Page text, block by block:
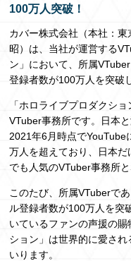
100万人突破！
カバー株式会社（本社：
昭）は、当社が運営する
ン」において、所属
登録者数が100万人を突破
「ホロライブプロダクシ
VTuber事務所です。日本
2021年6月時点で
万人を超えており、日本
でも人気のVTuber事務所と
このたび、所属VTuberで
ル登録者数が100万人を突
いているファンの声援の
ション」は世界的に愛さ
いります。